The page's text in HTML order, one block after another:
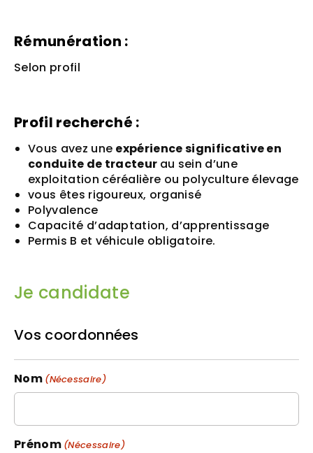
Rémunération :
Selon profil
Profil recherché :
Vous avez une expérience significative en
conduite de tracteur au sein d’une
exploitation céréalière ou polyculture élevage
vous êtes rigoureux, organisé
Polyvalence
Capacité d’adaptation, d’apprentissage
Permis B et véhicule obligatoire.
Je candidate
Vos coordonnées
Nom (Nécessaire)
Prénom (Nécessaire)